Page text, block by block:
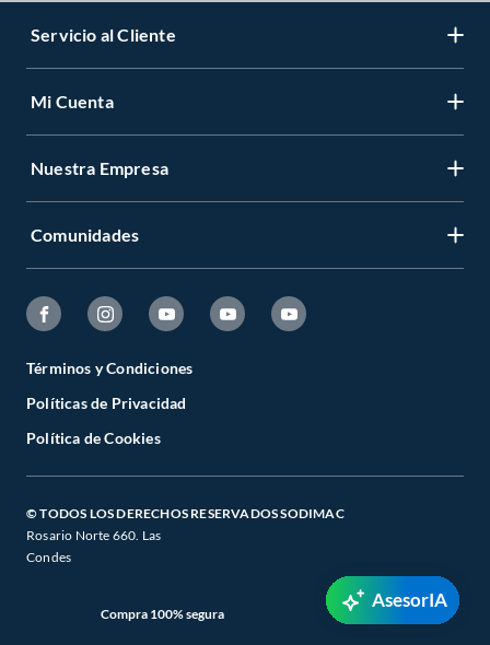
Servicio al Cliente
Mi Cuenta
Nuestra Empresa
Comunidades
Términos y Condiciones
Políticas de Privacidad
Política de Cookies
© TODOS LOS DERECHOS RESERVADOS SODIMAC
Rosario Norte 660. Las
Condes
Compra 100% segura
AsesorIA